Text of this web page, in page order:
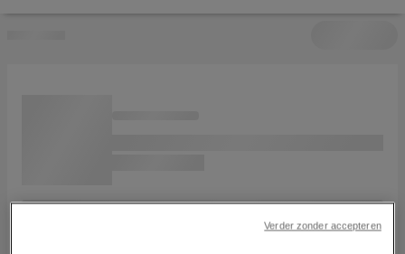
Verder zonder accepteren